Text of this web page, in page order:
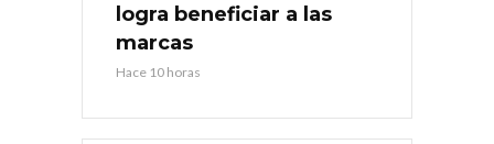
logra beneficiar a las
marcas
Hace 10 horas